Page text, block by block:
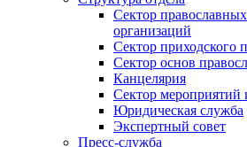
Сектор
организаций
Сектор приходского
Сектор основ
Канцелярия
Сектор мероприятий
Юридическая служба
Экспертный совет
Пресс-служба